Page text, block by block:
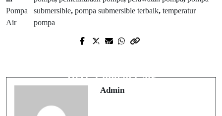
Pompa
Air
submersible, pompa submersible terbaik, temperatur
pompa
Prev Post
IPAL Limbah Cair
Admin